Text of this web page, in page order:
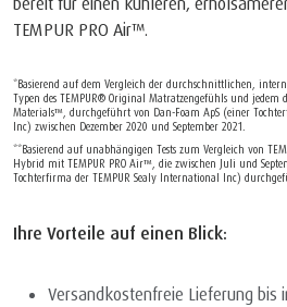
TEMPUR PRO Air™.
*Basierend auf dem Vergleich der durchschnittlichen,
Typen des TEMPUR® Original Matratzengefühls und jedem
Materials™, durchgeführt von Dan-Foam ApS (einer
Inc) zwischen Dezember 2020 und September 2021.
**Basierend auf unabhängigen Tests zum Vergleich von
Hybrid mit TEMPUR PRO Air™, die zwischen Juli und
Tochterfirma der TEMPUR Sealy International Inc)
Ihre Vorteile auf einen Blick:
Versandkostenfreie Lieferung bis